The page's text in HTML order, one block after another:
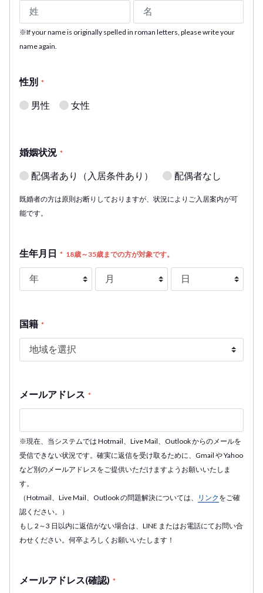
※If your name is originally spelled in roman letters, please write your
name again.
性別 *
男性 女性
婚姻状況 *
配偶者あり（入居条件あり） 配偶者なし
既婚者の方は原則お断りしておりますが、状況によりご入居案内が可
能です。
生年月日 * 18歳～35歳までの方が対象です。
国籍 *
メールアドレス *
※現在、当システムでは Hotmail、Live Mail、Outlook からのメールを
受信できない状況です。確実に返信を受け取るために、Gmail や Yahoo
など別のメールアドレスをご提供いただけますようお願いいたしま
す。
（Hotmail、Live Mail、Outlook の問題解決については、
リンク をご確
認ください。）
もし 2～3 日以内に返信がない場合は、LINE またはお電話にてお問い合
わせください。何卒よろしくお願いいたします！
メールアドレス(確認) *